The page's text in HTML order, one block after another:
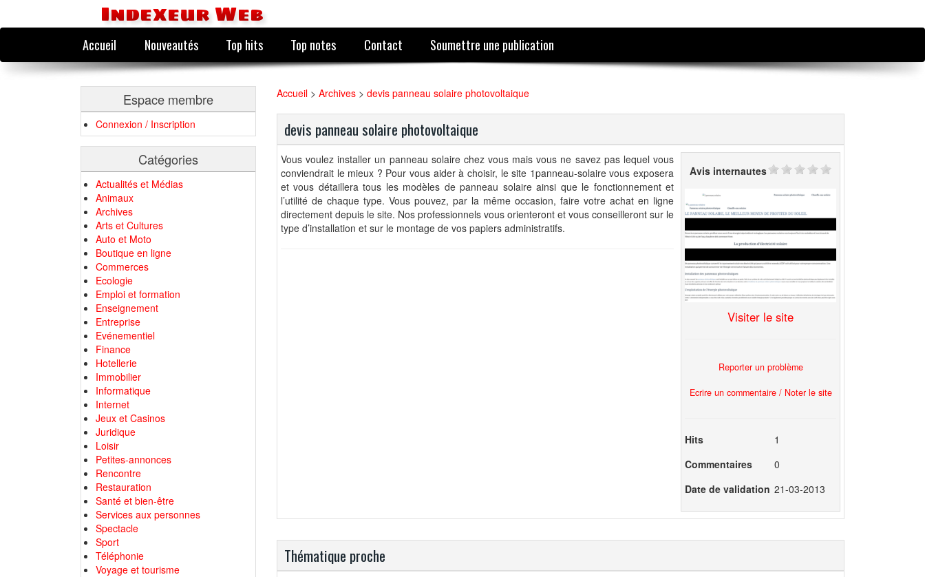
Indexeur Web
Accueil Nouveautés Top hits Top notes Contact Soumettre une publication
Espace membre
Connexion / Inscription
Catégories
Actualités et Médias
Animaux
Archives
Arts et Cultures
Auto et Moto
Boutique en ligne
Commerces
Ecologie
Emploi et formation
Enseignement
Entreprise
Evénementiel
Finance
Hotellerie
Immobilier
Informatique
Internet
Jeux et Casinos
Juridique
Loisir
Petites-annonces
Rencontre
Restauration
Santé et bien-être
Services aux personnes
Spectacle
Sport
Téléphonie
Voyage et tourisme
Accueil > Archives > devis panneau solaire photovoltaique
devis panneau solaire photovoltaique
Vous voulez installer un panneau solaire chez vous mais vous ne savez pas lequel vous
conviendrait le mieux ? Pour vous aider à choisir, le site 1panneau-solaire vous exposera
et vous détaillera tous les modèles de panneau solaire ainsi que le fonctionnement et
l’utilité de chaque type. Vous pouvez, par la même occasion, faire votre achat en ligne
directement depuis le site. Nos professionnels vous orienteront et vous conseilleront sur le
type d’installation et sur le montage de vos papiers administratifs.
Avis internautes
Visiter le site
Reporter un problème
Ecrire un commentaire / Noter le site
Hits
1
Commentaires
0
Date de validation 21-03-2013
Thématique proche